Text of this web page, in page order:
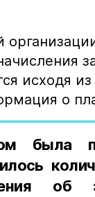
исходя
о
была
об